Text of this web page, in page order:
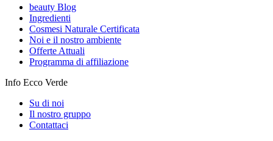
beauty Blog
Ingredienti
Cosmesi Naturale Certificata
Noi e il nostro ambiente
Offerte Attuali
Programma di affiliazione
Info Ecco Verde
Su di noi
Il nostro gruppo
Contattaci